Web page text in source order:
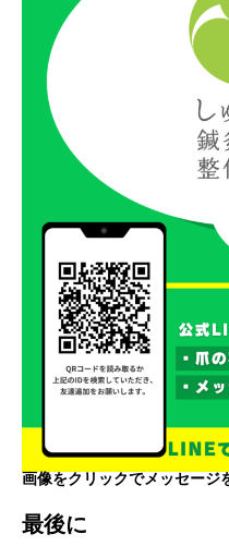
画像をクリックでメッセージ
最後に